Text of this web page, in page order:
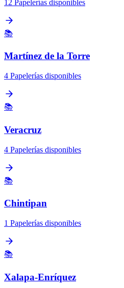
12 Papelerías disponibles
📚
Martínez de la Torre
4 Papelerías disponibles
📚
Veracruz
4 Papelerías disponibles
📚
Chintipan
1 Papelerías disponibles
📚
Xalapa-Enríquez